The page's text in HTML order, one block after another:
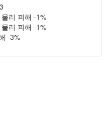
리 피해 -1%
리 피해 -1%
-3%